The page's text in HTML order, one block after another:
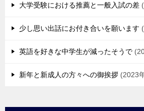
大学受験における推薦と一般入試の差
少し思い出話にお付き合いを願います
英語を好きな中学生が減ったそうで
新年と新成人の方々への御挨拶 2023